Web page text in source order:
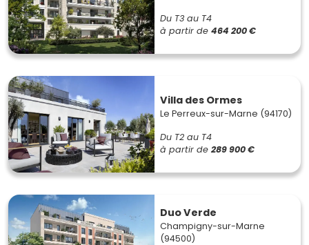
Du T3 au T4
à partir de 464 200 €
Villa des Ormes
Le Perreux-sur-Marne (94170)
Du T2 au T4
à partir de 289 900 €
Duo Verde
Champigny-sur-Marne
(94500)